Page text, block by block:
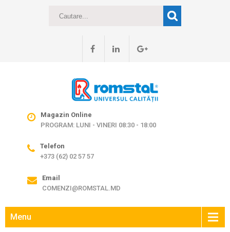
Magazin Online
PROGRAM: LUNI - VINERI 08:30 - 18:00
Telefon
+373 (62) 02 57 57
Email
COMENZI@ROMSTAL.MD
Menu